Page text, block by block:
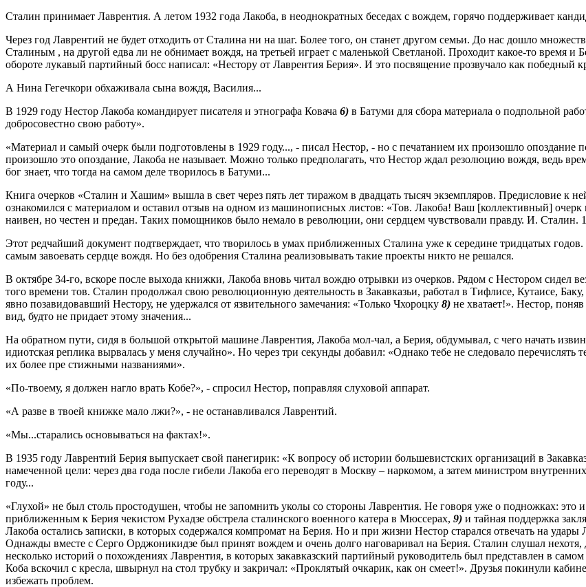
Сталин принимает Лаврентия. А летом 1932 года Лакоба, в неоднократных беседах с вождем, горячо поддерживает
Через год Лаврентий не будет отходить от Сталина ни на шаг. Более того, он станет другом семьи. До нас дошло
Сталиным , на другой едва ли не обнимает вождя, на третьей играет с маленькой Светланой. Проходит какое-то время
обороте лукавый партийный босс написал: «Нестору от Лаврентия Берия». И это посвящение прозвучало как победный
А Нина Гегечкори обхаживала сына вождя, Василия...
В 1929 году Нестор Лакоба командирует писателя и этнографа Ковача 6) в Батуми для сбора материала о подпольной
добросовестно свою работу».
«Материал и самый очерк были подготовлены в 1929 году..., - писал Нестор, - но с печатанием их произошло опоздание
произошло это опоздание, Лакоба не называет. Можно только предполагать, что Нестор ждал резолюцию вождя, ведь
бог знает, что тогда на самом деле творилось в Батуми...
Книга очерков «Сталин и Хашим» вышла в свет через пять лет тиражом в двадцать тысяч экземпляров. Предисловие к
ознакомился с материалом и оставил отзыв на одном из машинописных листов: «Тов. Лакоба! Ваш [коллективный]
наивен, но честен и предан. Таких помощников было немало в революции, они сердцем чувствовали правду. И. Сталин.
Этот редчайший документ подтверждает, что творилось в умах приближенных Сталина уже к середине тридцатых
самым завоевать сердце вождя. Но без одобрения Сталина реализовывать такие проекты никто не решался.
В октябре 34-го, вскоре после выхода книжки, Лакоба вновь читал вождю отрывки из очерков. Рядом с Нестором сидел
того времени тов. Сталин продолжал свою революционную деятельность в Закавказьи, работал в Тифлисе, Кутаисе,
явно позавидовавший Нестору, не удержался от язвительного замечания: «Только Чхороцку 8) не хватает!». Нестор,
вид, будто не придает этому значения...
На обратном пути, сидя в большой открытой машине Лаврентия, Лакоба мол-чал, а Берия, обдумывал, с чего начать
идиотская реплика вырвалась у меня случайно». Но через три секунды добавил: «Однако тебе не следовало
их более пре стижными названиями».
«По-твоему, я должен нагло врать Кобе?», - спросил Нестор, поправляя слуховой аппарат.
«А разве в твоей книжке мало лжи?», - не останавливался Лаврентий.
«Мы...старались основываться на фактах!».
В 1935 году Лаврентий Берия выпускает свой панегирик: «К вопросу об истории большевистских организаций в
намеченной цели: через два года после гибели Лакоба его переводят в Москву – наркомом, а затем министром
году...
«Глухой» не был столь простодушен, чтобы не запомнить уколы со стороны Лаврентия. Не говоря уже о подножках: это
приближенным к Берия чекистом Рухадзе обстрела сталинского военного катера в Мюссерах, 9) и тайная поддержка
Лакоба остались записки, в которых содержался компромат на Берия. Но и при жизни Нестор старался отвечать на
Однажды вместе с Серго Орджоникидзе был принят вождем и очень долго наговаривал на Берия. Сталин слушал нехотя,
несколько историй о похождениях Лаврентия, в которых закавказский партийный руководитель был представлен в
Коба вскочил с кресла, швырнул на стол трубку и закричал: «Проклятый очкарик, как он смеет!». Друзья покинули
избежать проблем.